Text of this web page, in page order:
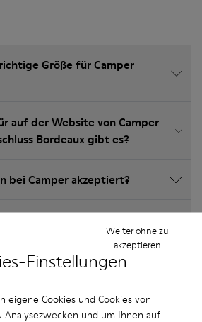
Einstellungen
eigene Cookies und Cookies von
Analysezwecken und um Ihnen auf
Weiter ohne zu
akzeptieren
Größe für Camper
auf der Website von Camper
Bordeaux gibt es?
bei Camper akzeptiert?